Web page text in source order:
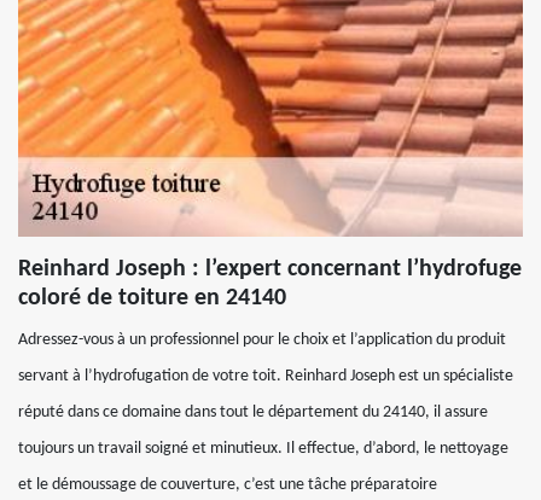
Reinhard Joseph : l’expert concernant l’hydrofuge
coloré de toiture en 24140
Adressez-vous à un professionnel pour le choix et l’application du produit
servant à l’hydrofugation de votre toit. Reinhard Joseph est un spécialiste
réputé dans ce domaine dans tout le département du 24140, il assure
toujours un travail soigné et minutieux. Il effectue, d’abord, le nettoyage
et le démoussage de couverture, c’est une tâche préparatoire